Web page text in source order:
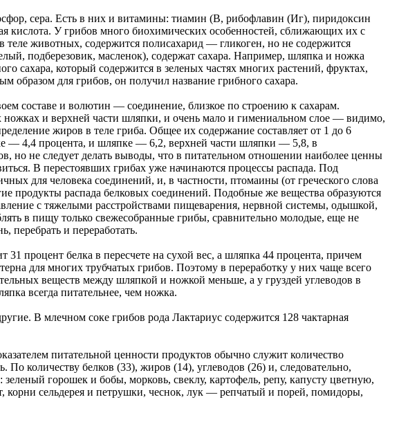
сера. Есть в них и витамины: тиамин (В, рибофлавин (Иг), пиридоксин
кислота. У грибов много биохимических особенностей, сближающих их с
животных, содержится полисахарид — гликоген, но не содержится
подберезовик, масленок), содержат сахара. Например, шляпка и ножка
сахара, который содержится в зеленых частях многих растений, фруктах,
образом для грибов, он получил название грибного сахара.
составе и волютин — соединение, близкое по строению к сахарам.
ножках и верхней части шляпки, и очень мало и гимениальном слое — видимо,
жиров в теле гриба. Общее их содержание составляет от 1 до 6
— 4,4 процента, и шляпке — 6,2, верхней части шляпки — 5,8, в
но не следует делать выводы, что в питательном отношении наиболее ценны
В перестоявших грибах уже начинаются процессы распада. Под
для человека соединений, и, в частности, птомаины (от греческого слова
продукты распада белковых соединений. Подобные же вещества образуются
с тяжелыми расстройствами пищеварения, нервной системы, одышкой,
в пищу только свежесобранные грибы, сравнительно молодые, еще не
перебрать и переработать.
процент белка в пересчете на сухой вес, а шляпка 44 процента, причем
для многих трубчатых грибов. Поэтому в переработку у них чаще всего
веществ между шляпкой и ножкой меньше, а у груздей углеводов в
всегда питательнее, чем ножка.
В млечном соке грибов рода Лактариус содержится 128 чактарная
питательной ценности продуктов обычно служит количество
количеству белков (33), жиров (14), углеводов (26) и, следовательно,
горошек и бобы, морковь, свеклу, картофель, репу, капусту цветную,
сельдерея и петрушки, чеснок, лук — репчатый и порей, помидоры,